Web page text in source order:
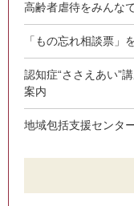
高齢者虐待をみ
「もの忘れ相談票」
認知症“ささえあい”
案内
地域包括支援センタ